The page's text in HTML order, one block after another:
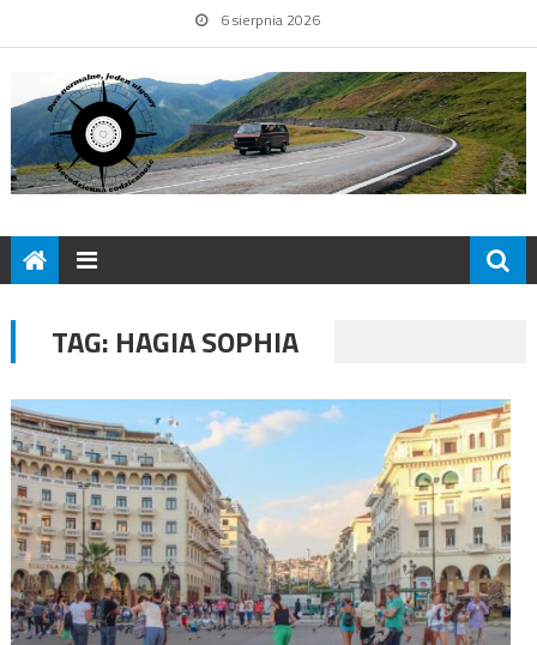
6 sierpnia 2026
TAG: HAGIA SOPHIA